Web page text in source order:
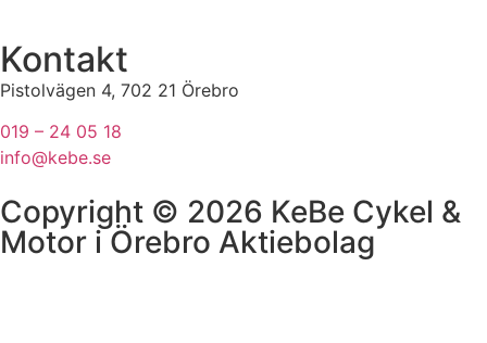
Kontakt
Pistolvägen 4, 702 21 Örebro
019 – 24 05 18
info@kebe.se
Copyright © 2026 KeBe Cykel &
Motor i Örebro Aktiebolag